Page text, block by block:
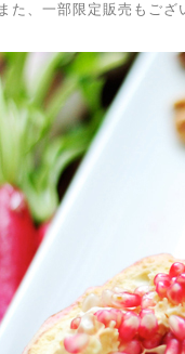
た、一部限定販売もござ